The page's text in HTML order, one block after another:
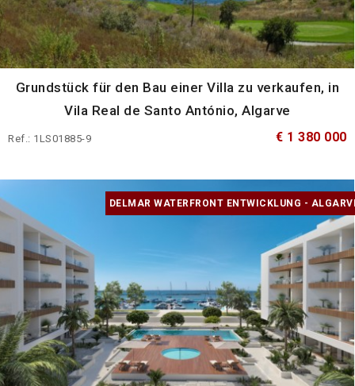
Grundstück für den Bau einer Villa zu verkaufen, in
Vila Real de Santo António, Algarve
Ref.: 1LS01885-9 € 1 380 000
DELMAR WATERFRONT ENTWICKLUNG -